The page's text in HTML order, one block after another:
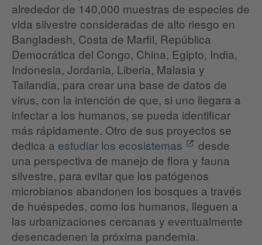
alrededor de 140,000 muestras de especies de
vida silvestre consideradas de alto riesgo en
Bangladesh, Costa de Marfil, República
Democrática del Congo, China, Egipto, India,
Indonesia, Jordania, Liberia, Malasia y
Tailandia, para crear una base de datos de
virus, con la intención de que, si uno llegara a
infectar a los humanos, se pueda identificar
más rápidamente. Otro de sus proyectos se
dedica a estudiar los ecosistemas
desde
una perspectiva de manejo de flora y fauna
silvestre, para evitar que los patógenos
microbianos abandonen los bosques a través
de huéspedes, como los humanos, lleguen a
las urbanizaciones cercanas y eventualmente
desencadenen la próxima pandemia.